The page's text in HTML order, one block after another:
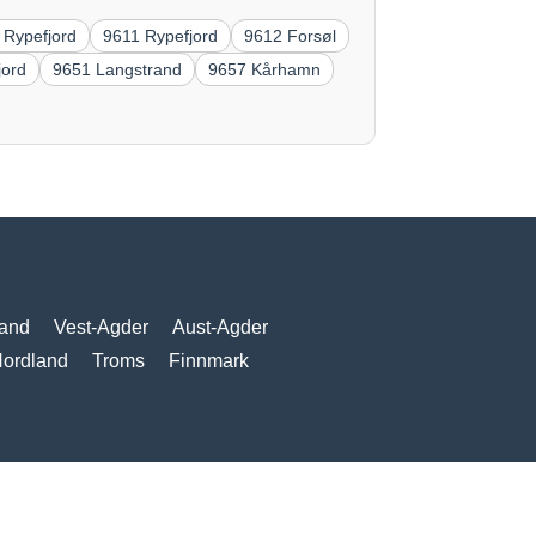
9611 Rypefjord
9612 Forsøl
9651 Langstrand 9657 Kårhamn
Vest-Agder
Aust-Agder
Troms Finnmark